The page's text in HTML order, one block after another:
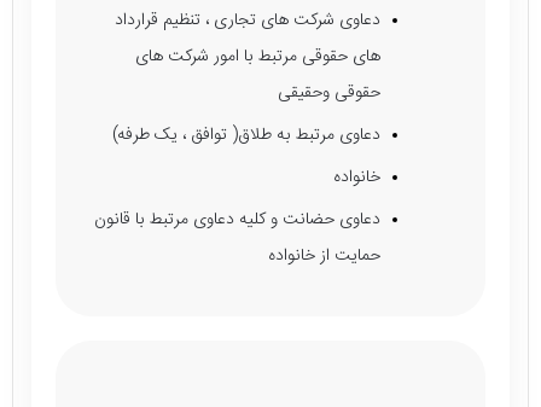
دعاوی شرکت های تجاری ، تنظیم قرارداد
های حقوقی مرتبط با امور شرکت های
حقوقی وحقیقی
دعاوی مرتبط به طلاق( توافق ، یک طرفه)
خانواده
دعاوی حضانت و کلیه دعاوی مرتبط با قانون
حمایت از خانواده